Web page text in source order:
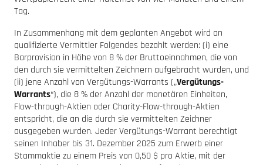
Tag.
In Zusammenhang mit dem geplanten Angebot wird an
qualifizierte Vermittler Folgendes bezahlt werden: (i) eine
Barprovision in Höhe von 8 % der Bruttoeinnahmen, die von
den durch sie vermittelten Zeichnern aufgebracht wurden, und
(ii) jene Anzahl von Vergütungs-Warrants („Vergütungs-
Warrants“), die 8 % der Anzahl der monetären Einheiten,
Flow-through-Aktien oder Charity-Flow-through-Aktien
entspricht, die an die durch sie vermittelten Zeichner
ausgegeben wurden. Jeder Vergütungs-Warrant berechtigt
seinen Inhaber bis 31. Dezember 2025 zum Erwerb einer
Stammaktie zu einem Preis von 0,50 $ pro Aktie, mit der